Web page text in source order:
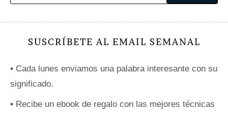
SUSCRÍBETE AL EMAIL SEMANAL
• Cada lunes enviamos una palabra interesante con su
significado.
• Recibe un ebook de regalo con las mejores técnicas